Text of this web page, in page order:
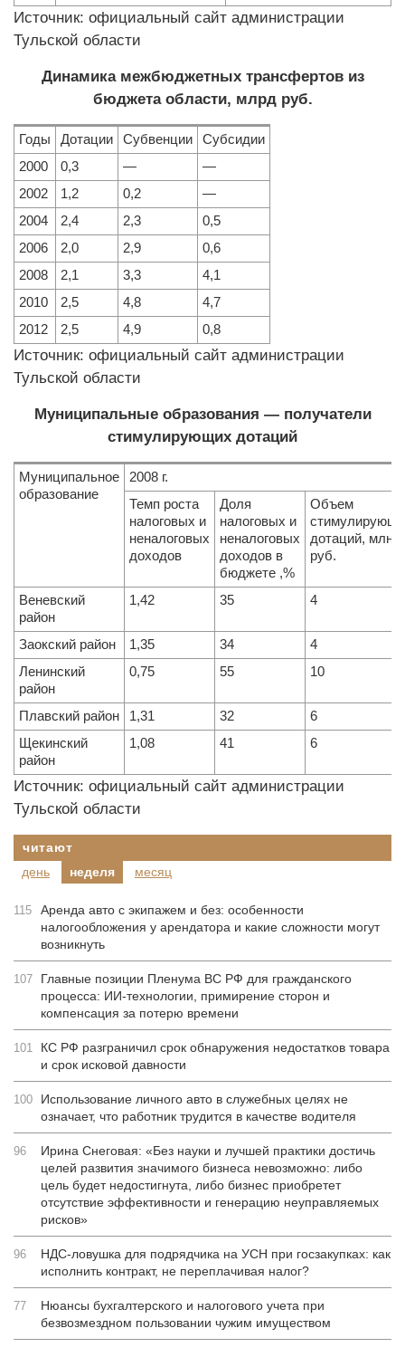
Источник: официальный сайт администрации
Тульской области
Динамика межбюджетных трансфертов из
бюджета области, млрд руб.
Годы Дотации Субвенции
Субсидии
2000
0,3 —
—
2002
1,2 0,2
—
2004
2,4 2,3
0,5
2006
2,0 2,9
0,6
2008
2,1 3,3
4,1
2010
2,5 4,8
4,7
2012
2,5 4,9 0,8
Источник: официальный сайт администрации
Тульской области
Муниципальные образования — получатели
стимулирующих дотаций
Муниципальное
образование
2008 г.
Темп роста
налоговых и
неналоговых
доходов
Доля
налоговых и
неналоговых
доходов в
бюджете ,%
Объем
дотаций, млн
руб.
Веневский
район
1,42 35 4
Заокский район 1,35 34
4
Ленинский
район
0,75 55 10
Плавский район 1,31 32
6
Щекинский
район
1,08 41 6
Источник: официальный сайт администрации
Тульской области
читают
день
неделя месяц
115
Аренда авто с экипажем и без: особенности
налогообложения у арендатора и какие сложности могут
возникнуть
107
Главные позиции Пленума ВС РФ для гражданского
процесса: ИИ-технологии, примирение сторон и
компенсация за потерю времени
101
КС РФ разграничил срок обнаружения недостатков товара
и срок исковой давности
100
Использование личного авто в служебных целях не
означает, что работник трудится в качестве водителя
96
Ирина Снеговая: «Без науки и лучшей практики достичь
целей развития значимого бизнеса невозможно: либо
цель будет недостигнута, либо бизнес приобретет
отсутствие эффективности и генерацию неуправляемых
рисков»
96
НДС-ловушка для подрядчика на УСН при госзакупках: как
исполнить контракт, не переплачивая налог?
77
Нюансы бухгалтерского и налогового учета при
безвозмездном пользовании чужим имуществом